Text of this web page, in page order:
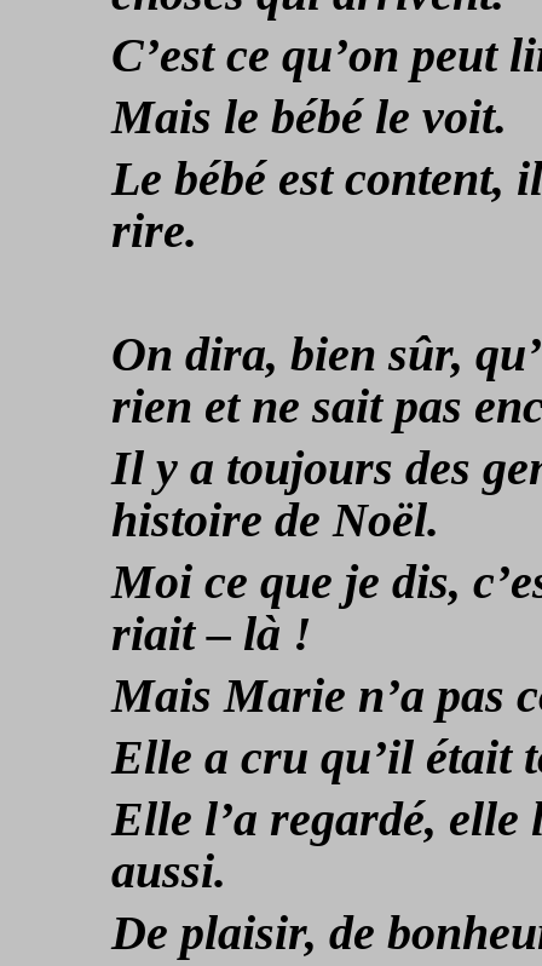
C’est ce qu’on peut
Mais le bébé le voit.
Le bébé est content,
rire.
On dira, bien sûr,
rien et ne sait pas
Il y a toujours des
histoire de Noël.
Moi ce que je dis,
riait – là !
Mais Marie n’a pas
Elle a cru qu’il était
Elle l’a regardé,
aussi.
De plaisir, de